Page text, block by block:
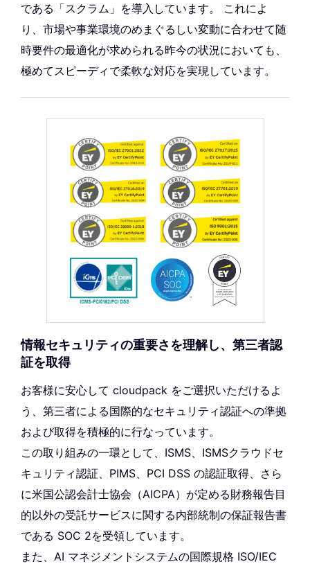
である「スクラム」を導入しています。 これによ
り、市場や事業環境のめまぐるしい変動に合わせて随
時要件の最適化が求められる昨今の状況においても、
極めてスピーディで柔軟な対応を実現しています。
情報セキュリティの重要さを理解し、第三者認
証を取得
お客様に安心して cloudpack をご選択いただけるよ
う、第三者による国際的なセキュリティ認証への準拠
および取得を積極的に行なっています。
この取り組みの一環として、ISMS、ISMSクラウドセ
キュリティ認証、PIMS、PCI DSS の認証取得、さら
に米国公認会計士協会（AICPA）が定める財務報告目
的以外の受託サービスに関する内部統制の保証報告書
である SOC 2を受領しています。
また、AI マネジメントシステムの国際規格 ISO/IEC